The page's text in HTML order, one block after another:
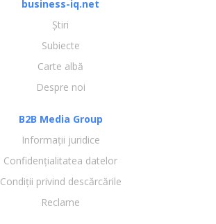
business-iq.net
Știri
Subiecte
Carte albă
Despre noi
B2B Media Group
Informații juridice
Confidențialitatea datelor
Condiții privind descărcările
Reclame